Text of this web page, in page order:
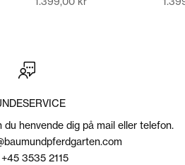
du henvende dig på mail eller telefon.
+45 3535 2115